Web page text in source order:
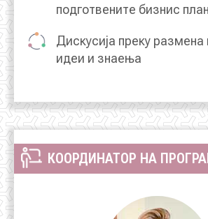
подготвените бизнис
Дискусија преку размена
идеи и знаења
КООРДИНАТОР НА